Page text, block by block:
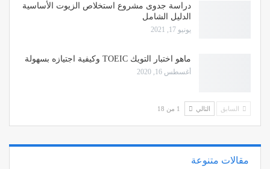
دراسة جدوى مشروع استخلاص الزيوت الأساسية
الدليل الشامل
يونيو 17, 2021
ماهو اختبار التويك TOEIC وكيفية اجتيازه بسهولة
أغسطس 16, 2020
السابق التالي 1 من 18
مقالات متنوعة